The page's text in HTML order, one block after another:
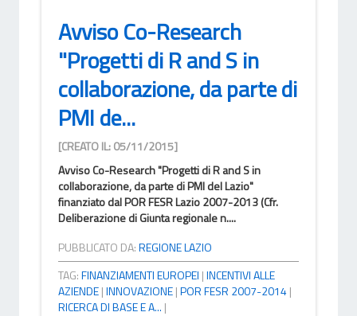
Avviso Co-Research
"Progetti di R and S in
collaborazione, da parte di
PMI de...
[CREATO IL: 05/11/2015]
Avviso Co-Research "Progetti di R and S in
collaborazione, da parte di PMI del Lazio"
finanziato dal POR FESR Lazio 2007-2013 (Cfr.
Deliberazione di Giunta regionale n....
PUBBLICATO DA:REGIONE LAZIO
TAG:FINANZIAMENTI EUROPEI |INCENTIVI ALLE
AZIENDE|INNOVAZIONE|POR FESR 2007-2014|
RICERCA DI BASE E A... |